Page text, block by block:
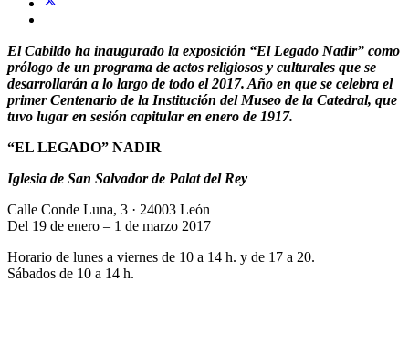
El Cabildo ha inaugurado la exposición “El Legado Nadir” como
prólogo de un programa de actos religiosos y culturales que se
desarrollarán a lo largo de todo el 2017. Año en que se celebra el
primer Centenario de la Institución del Museo de la Catedral, que
tuvo lugar en sesión capitular en enero de 1917.
“EL LEGADO” NADIR
Iglesia de San Salvador de Palat del Rey
Calle Conde Luna, 3 · 24003 León
Del 19 de enero – 1 de marzo 2017
Horario de lunes a viernes de 10 a 14 h. y de 17 a 20.
Sábados de 10 a 14 h.